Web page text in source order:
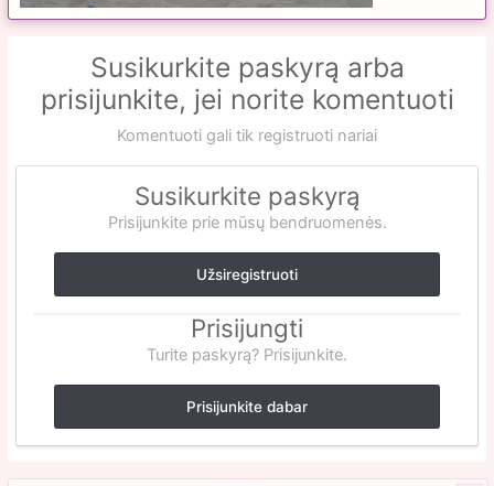
Susikurkite paskyrą arba
prisijunkite, jei norite komentuoti
Komentuoti gali tik registruoti nariai
Susikurkite paskyrą
Prisijunkite prie mūsų bendruomenės.
Užsiregistruoti
Prisijungti
Turite paskyrą? Prisijunkite.
Prisijunkite dabar